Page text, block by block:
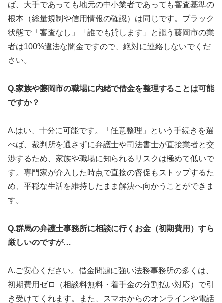
ば、大手であっても地元の中小業者であっても審査基準の
根本（総量規制や信用情報の確認）は同じです。ブラック
状態で「審査なし」「誰でも貸します」と謳う藤岡市の業
者は100%違法な闇金ですので、絶対に連絡しないでくだ
さい。
Q.家族や藤岡市の職場に内緒で借金を整理することは可能
ですか？
A.はい、十分に可能です。「任意整理」という手続きを選
べば、裁判所を通さずに弁護士や司法書士が直接業者と交
渉するため、家族や職場に知られるリスクは極めて低いで
す。専門家が介入した時点で直接の督促もストップするた
め、平穏な生活を維持したまま解決へ向かうことができま
す。
Q.群馬の弁護士事務所に相談に行くお金（初期費用）すら
厳しいのですが…
A.ご安心ください。借金問題に強い法務事務所の多くは、
初期費用ゼロ（相談料無料・着手金の分割払い対応）で引
き受けてくれます。また、スマホからのオンラインや電話